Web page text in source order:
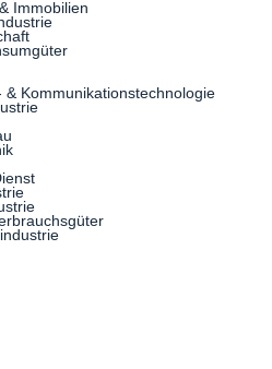
Immobilien
Kommunikationstechnologie